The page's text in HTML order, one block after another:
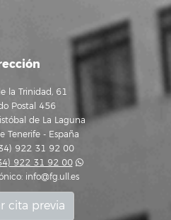
la Trinidad, 61
Postal 456
de La Laguna
Tenerife - España
922 31 92 00
922 31 92 00
info@fg.ull.es
cita previa